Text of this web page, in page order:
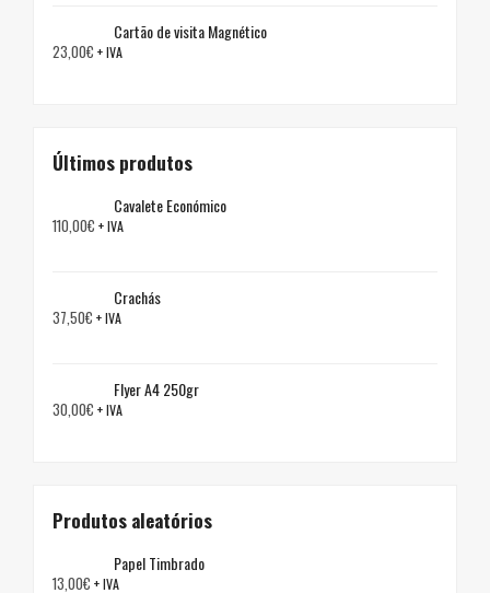
Cartão de visita Magnético
23,00€ + IVA
Últimos produtos
Cavalete Económico
110,00€ + IVA
Crachás
37,50€ + IVA
Flyer A4 250gr
30,00€ + IVA
Produtos aleatórios
Papel Timbrado
13,00€ + IVA